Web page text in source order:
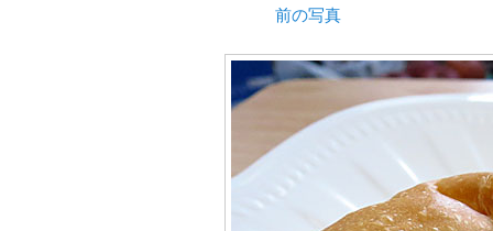
前の写真